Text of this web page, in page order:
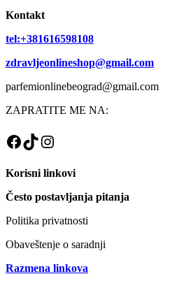
Kontakt
tel:+381616598108
zdravljeonlineshop@gmail.com
parfemionlinebeograd@gmail.com
ZAPRATITE ME NA:
Facebook
TikTokInstagram
Korisni linkovi
Često postavljanja pitanja
Politika privatnosti
Obaveštenje o saradnji
Razmena linkova